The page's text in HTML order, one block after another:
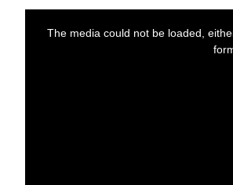
The media could not be loaded,